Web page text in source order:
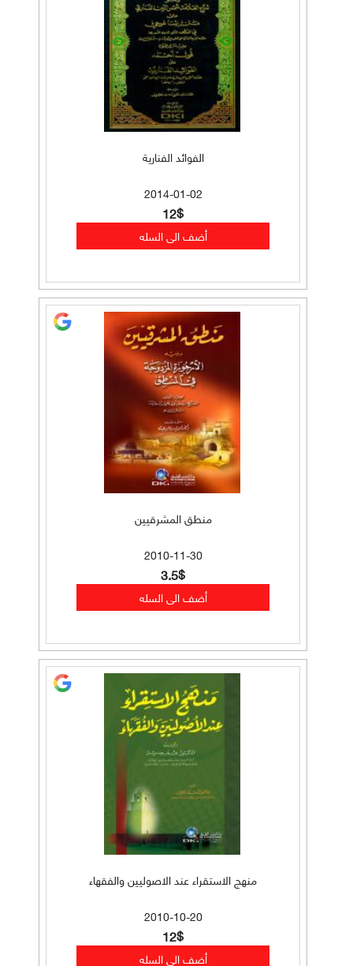
الفوائد الفنارية
2014-01-02
12$
منطق المشرقيين
2010-11-30
3.5$
منهج الاستقراء عند الاصوليين والفقهاء
2010-10-20
12$